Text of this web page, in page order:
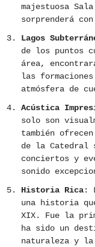
majestuosa
sorprenderá
Lagos
de los puntos
área,
las
atmósfera de
Acústica
solo son
también
de la Catedral
conciertos y
sonido
Historia Rica:
una historia
XIX. Fue la
ha sido un
naturaleza y la